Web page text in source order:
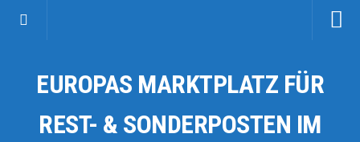
Kategorien
Auto & Motorrad
EUROPAS MARKTPLATZ FÜR
REST- & SONDERPOSTEN IM